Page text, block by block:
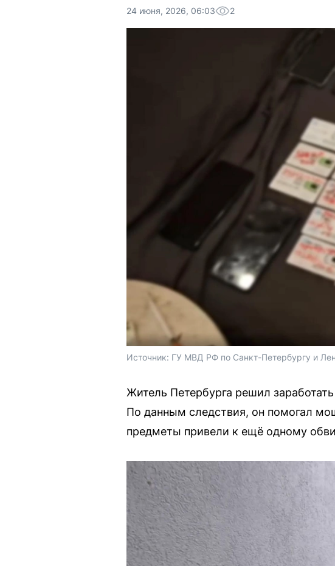
24 июня, 2026, 06:03 2
Источник: ГУ МВД РФ по Санкт-Петербургу и
Житель Петербурга решил
По данным следствия, он помогал
предметы привели к ещё одному